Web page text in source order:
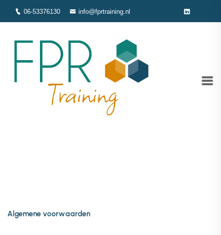
06-53376130 info@fprtraining.nl
Algemene voorwaarden